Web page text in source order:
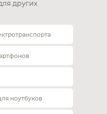
других
ноутбуков